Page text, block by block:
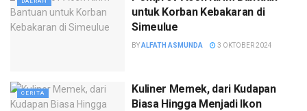
DAERAH
untuk Korban Kebakaran di
Simeulue
BYALFATH ASMUNDA 3 OKTOBER 2024
CERITA
Kuliner Memek, dari Kudapan
Biasa Hingga Menjadi Ikon